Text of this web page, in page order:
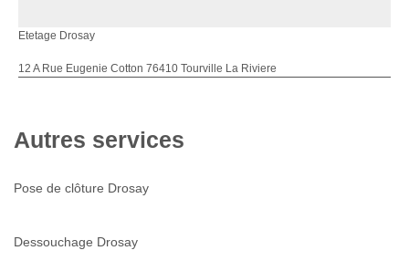
Etetage Drosay
12 A Rue Eugenie Cotton 76410 Tourville La Riviere
Autres services
Pose de clôture Drosay
Dessouchage Drosay